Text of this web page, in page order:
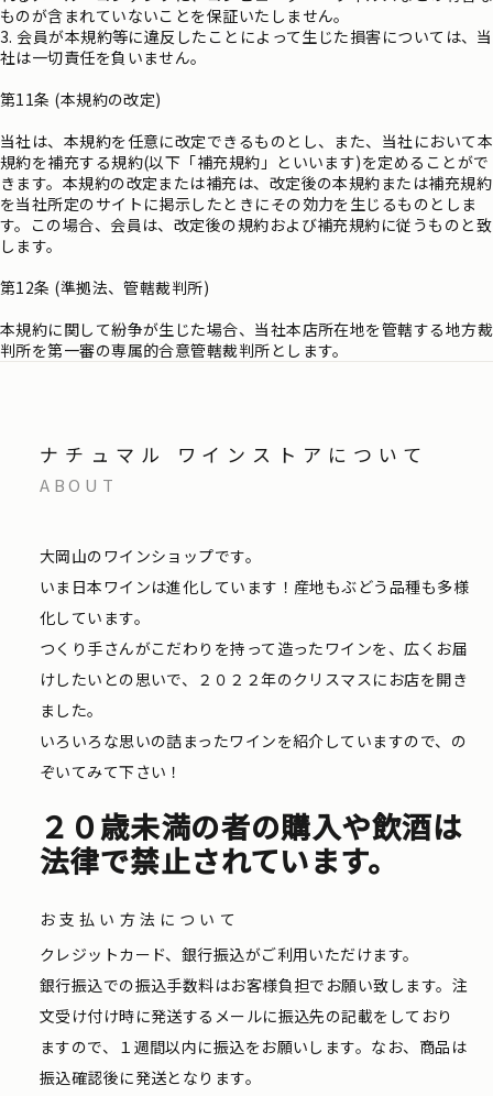
ものが含まれていないことを保証いたしません。
3. 会員が本規約等に違反したことによって生じた損害については、当
社は一切責任を負いません。
第11条 (本規約の改定)
当社は、本規約を任意に改定できるものとし、また、当社において本
規約を補充する規約(以下「補充規約」といいます)を定めることがで
きます。本規約の改定または補充は、改定後の本規約または補充規約
を当社所定のサイトに掲示したときにその効力を生じるものとしま
す。この場合、会員は、改定後の規約および補充規約に従うものと致
します。
第12条 (準拠法、管轄裁判所)
本規約に関して紛争が生じた場合、当社本店所在地を管轄する地方裁
判所を第一審の専属的合意管轄裁判所とします。
ナチュマル ワインストアについて
ABOUT
大岡山のワインショップです。
いま日本ワインは進化しています！産地もぶどう品種も多様
化しています。
つくり手さんがこだわりを持って造ったワインを、広くお届
けしたいとの思いで、２０２２年のクリスマスにお店を開き
ました。
いろいろな思いの詰まったワインを紹介していますので、の
ぞいてみて下さい！
２０歳未満の者の購入や飲酒は
法律で禁止されています。
お支払い方法について
クレジットカード、銀行振込がご利用いただけます。
銀行振込での振込手数料はお客様負担でお願い致します。注
文受け付け時に発送するメールに振込先の記載をしており
ますので、１週間以内に振込をお願いします。なお、商品は
振込確認後に発送となります。